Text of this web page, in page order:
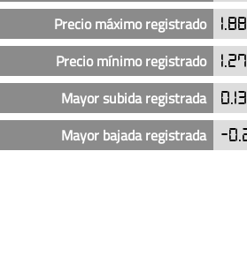
Precio máximo registrado
Precio mínimo registrado
Mayor subida registrada
Mayor bajada registrada -